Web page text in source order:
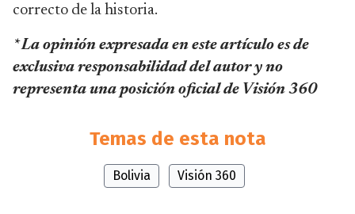
correcto de la historia.
* La opinión expresada en este artículo es de
exclusiva responsabilidad del autor y no
representa una posición oficial de Visión 360
Temas de esta nota
Bolivia Visión 360